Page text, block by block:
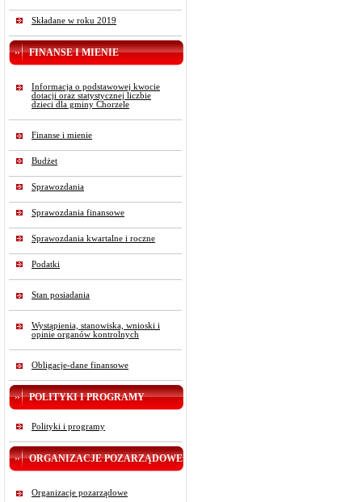
Składane w roku 2019
FINANSE I MIENIE
Informacja o podstawowej kwocie
dotacji oraz statystycznej liczbie
dzieci dla gminy Chorzele
Finanse i mienie
Budżet
Sprawozdania
Sprawozdania finansowe
Sprawozdania kwartalne i roczne
Podatki
Stan posiadania
Wystąpienia, stanowiska, wnioski i
opinie organów kontrolnych
Obligacje-dane finansowe
POLITYKI I PROGRAMY
Polityki i programy
ORGANIZACJE POZARZĄDOWE
Organizacje pozarządowe